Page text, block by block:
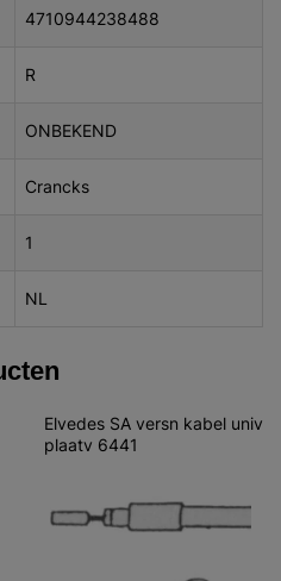
4710944238488
R
ONBEKEND
Crancks
1
NL
Elvedes SA versn kabel univ
plaatv 6441